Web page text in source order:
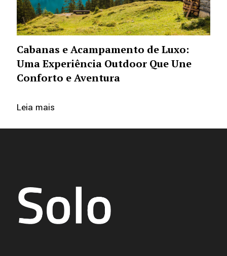
Cabanas e Acampamento de Luxo:
Uma Experiência Outdoor Que Une
Conforto e Aventura
Leia mais